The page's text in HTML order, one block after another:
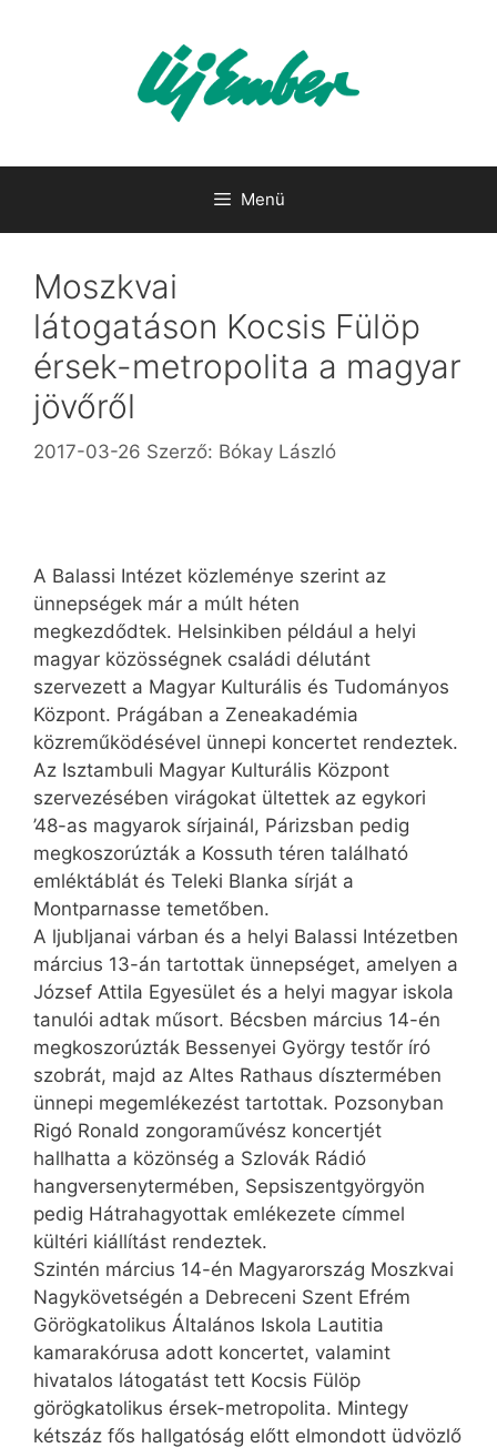
Menü
Moszkvai
látogatáson Kocsis Fülöp
érsek-metropolita a magyar
jövőről
2017-03-26 Szerző: Bókay László
A Balassi Intézet közleménye szerint az
ünnepségek már a múlt héten
megkezdődtek. Helsinkiben például a helyi
magyar közösségnek családi délutánt
szervezett a Magyar Kulturális és Tudományos
Központ. Prágában a Zeneakadémia
közreműködésével ünnepi koncertet rendeztek.
Az Isztambuli Magyar Kulturális Központ
szervezésében virágokat ültettek az egykori
’48-as magyarok sírjainál, Párizsban pedig
megkoszorúzták a Kossuth téren található
emléktáblát és Teleki Blanka sírját a
Montparnasse temetőben.
A ljubljanai várban és a helyi Balassi Intézetben
március 13-án tartottak ünnepséget, amelyen a
József Attila Egyesület és a helyi magyar iskola
tanulói adtak műsort. Bécsben március 14-én
megkoszorúzták Bessenyei György testőr író
szobrát, majd az Altes Rathaus dísztermében
ünnepi megemlékezést tartottak. Pozsonyban
Rigó Ronald zongoraművész koncertjét
hallhatta a közönség a Szlovák Rádió
hangversenytermében, Sepsiszentgyörgyön
pedig Hátrahagyottak emlékezete címmel
kültéri kiállítást rendeztek.
Szintén március 14-én Magyarország Moszkvai
Nagykövetségén a Debreceni Szent Efrém
Görögkatolikus Általános Iskola Lautitia
kamarakórusa adott koncertet, valamint
hivatalos látogatást tett Kocsis Fülöp
görögkatolikus érsek-metropolita. Mintegy
kétszáz fős hallgatóság előtt elmondott üdvözlő